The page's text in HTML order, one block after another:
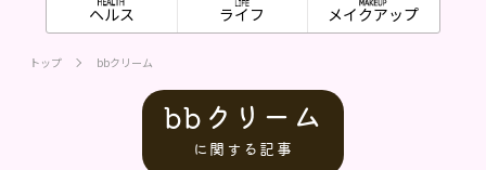
ヘルス ライフ メイクアップ
トップ bbクリーム
bbクリーム
に関する記事